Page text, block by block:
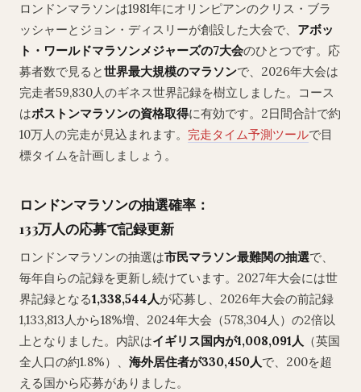
ロンドンマラソンは1981年にオリンピアンのクリス・ブラ
ッシャーとジョン・ディスリーが創設した大会で、 アボッ
ト・ワールドマラソンメジャーズの7大会のひとつです。応
募者数で見ると世界最大規模のマラソンで、2026年大会は
完走者59,830人のギネス世界記録を樹立しました。コース
はボストンマラソンの資格取得に有効です。2日間合計で約
10万人の完走が見込まれます。 完走タイム予測ツールで目
標タイムを計画しましょう。
ロンドンマラソンの抽選確率：
133万人の応募で記録更新
ロンドンマラソンの抽選は市民マラソン最難関の抽選で、
毎年自らの記録を更新し続けています。2027年大会には世
界記録となる1,338,544人が応募し、2026年大会の前記録
1,133,813人から18%増、2024年大会（578,304人）の2倍以
上となりました。内訳はイギリス国内が1,008,091人 （英国
全人口の約1.8%）、 海外居住者が330,450人で、200を超
える国から応募がありました。